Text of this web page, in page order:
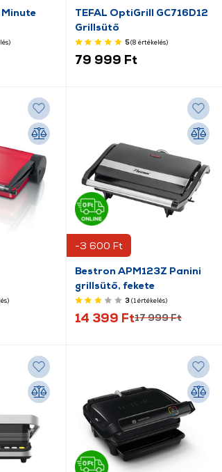
)
TEFAL OptiGrill GC716D12
Grillsütő
5(8 értékelés)
79 999 Ft
)
-3 600 Ft
Bestron APM123Z Panini
grillsütő, fekete
3(1 értékelés)
14 399 Ft17 999 Ft